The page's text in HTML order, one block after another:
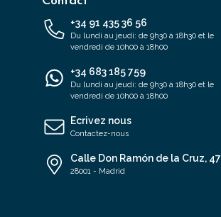
+34 91 435 36 56
Du lundi au jeudi: de 9h30 à 18h30 et le
vendredi de 10h00 à 18h00
+34 683 185 759
Du lundi au jeudi: de 9h30 à 18h30 et le
vendredi de 10h00 à 18h00
Ecrivez nous
Contactez-nous
Calle Don Ramón de la Cruz, 47
28001 - Madrid